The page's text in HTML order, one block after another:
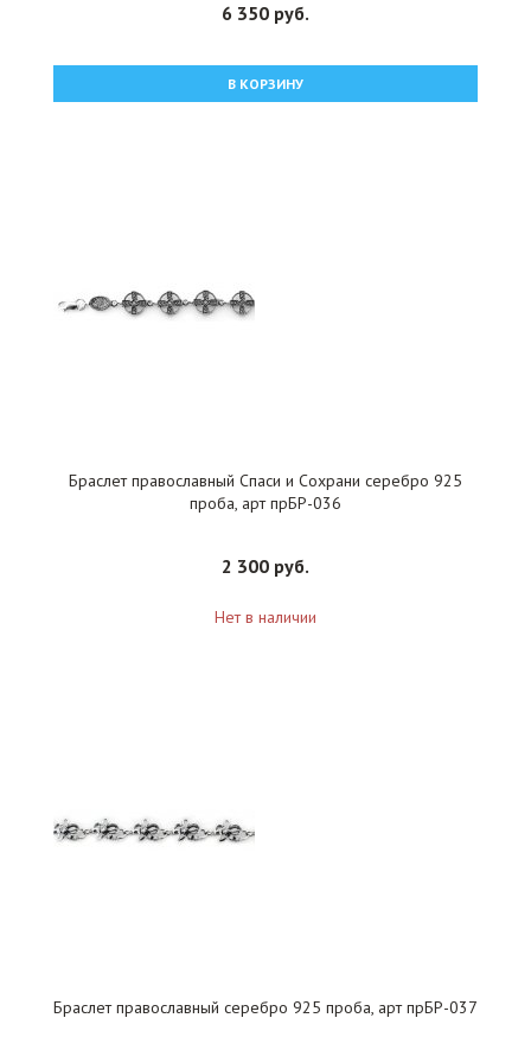
6 350 руб.
В КОРЗИНУ
Браслет православный Спаси и Сохрани серебро 925
проба, арт прБР-036
2 300 руб.
Нет в наличии
Браслет православный серебро 925 проба, арт прБР-037